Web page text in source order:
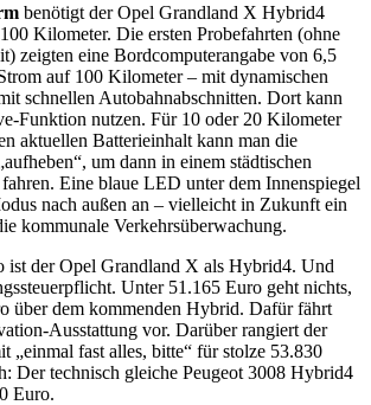
benötigt der Opel Grandland X Hybrid4
Kilometer. Die ersten Probefahrten (ohne
zeigten eine Bordcomputerangabe von 6,5
auf 100 Kilometer – mit dynamischen
schnellen Autobahnabschnitten. Dort kann
Funktion nutzen. Für 10 oder 20 Kilometer
aktuellen Batterieinhalt kann man die
um dann in einem städtischen
Eine blaue LED unter dem Innenspiegel
nach außen an – vielleicht in Zukunft ein
kommunale Verkehrsüberwachung.
ist der Opel Grandland X als Hybrid4. Und
Unter 51.165 Euro geht nichts,
über dem kommenden Hybrid. Dafür fährt
Ausstattung vor. Darüber rangiert der
„einmal fast alles, bitte“ für stolze 53.830
Der technisch gleiche Peugeot 3008 Hybrid4
Euro.